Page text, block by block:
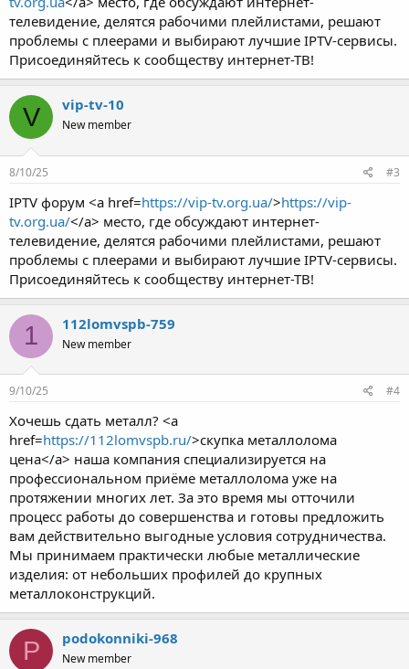
телевидение, делятся рабочими плейлистами, решают
проблемы с плеерами и выбирают лучшие IPTV-сервисы.
Присоединяйтесь к сообществу интернет-ТВ!
V vip-tv-10
New member
8/10/25 #3
IPTV форум <a href=https://vip-tv.org.ua/>https://vip-
tv.org.ua/</a> место, где обсуждают интернет-
телевидение, делятся рабочими плейлистами, решают
проблемы с плеерами и выбирают лучшие IPTV-сервисы.
Присоединяйтесь к сообществу интернет-ТВ!
1 112lomvspb-759
New member
9/10/25 #4
Хочешь сдать металл? <a
href=https://112lomvspb.ru/>скупка металлолома
цена</a> наша компания специализируется на
профессиональном приёме металлолома уже на
протяжении многих лет. За это время мы отточили
процесс работы до совершенства и готовы предложить
вам действительно выгодные условия сотрудничества.
Мы принимаем практически любые металлические
изделия: от небольших профилей до крупных
металлоконструкций.
P podokonniki-968
New member